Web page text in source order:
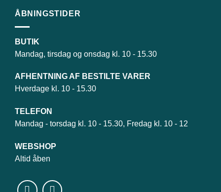
ÅBNINGSTIDER
BUTIK
Mandag, tirsdag og onsdag kl. 10 - 15.30
AFHENTNING AF BESTILTE VARER
Hverdage kl. 10 - 15.30
TELEFON
Mandag - torsdag kl. 10 - 15.30, Fredag kl. 10 - 12
WEBSHOP
Altid åben